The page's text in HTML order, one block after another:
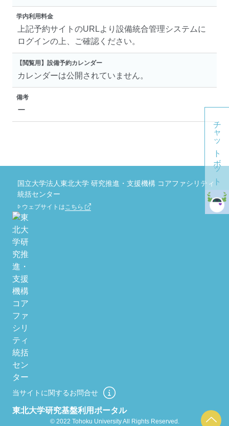
学内利用料金
上記予約サイトのURLより設備統合管理システムに
ログインの上、ご確認ください。
【閲覧用】設備予約カレンダー
カレンダーは公開されていません。
備考
ー
チャットボット
東北大学研究基盤利用ポータル
当サイトに関するお問合せ
国立大学法人東北大学 研究推進・支援機構 コアファシリティ
統括センター
ウェブサイトはこちら
© 2022 Tohoku University All Rights Reserved.